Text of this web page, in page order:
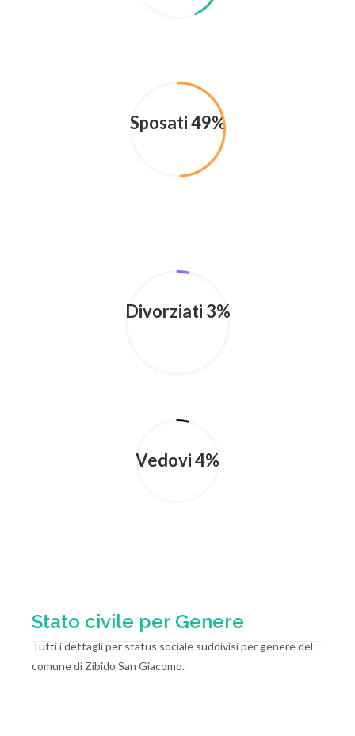
Sposati 49%
Divorziati 3%
Vedovi 4%
Stato civile per Genere
Tutti i dettagli per status sociale suddivisi per genere del
comune di Zibido San Giacomo.